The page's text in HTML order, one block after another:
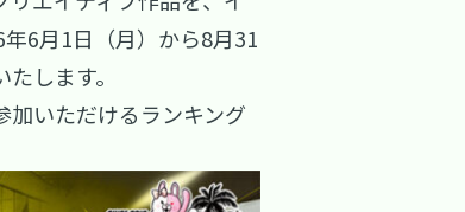
6月1日（月）から8月31
します。
加いただけるランキング